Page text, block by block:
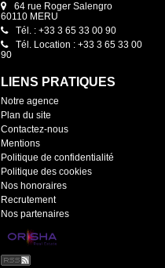
64 rue Roger Salengro
60110 MERU
Tél. : +33 3 65 33 00 90
Tél. Location : +33 3 65 33 00
90
LIENS PRATIQUES
Notre agence
Plan du site
Contactez-nous
Mentions
Politique de confidentialité
Politique des cookies
Nos honoraires
Recrutement
Nos partenaires